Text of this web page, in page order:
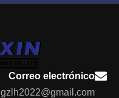
Correo electrónico
gzlh2022@gmail.com